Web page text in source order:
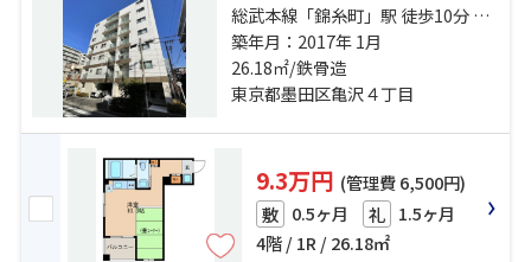
総武本線「錦糸町」駅 徒歩10分 半
蔵門線「錦糸町」駅 徒歩10分 都営
大江戸線「両国」駅 徒歩11分
築年月：2017年 1月
26.18㎡/鉄骨造
東京都墨田区亀沢４丁目
9.3万円 (管理費 6,500円)
敷 0.5ヶ月 礼 1.5ヶ月
4階 / 1R / 26.18㎡